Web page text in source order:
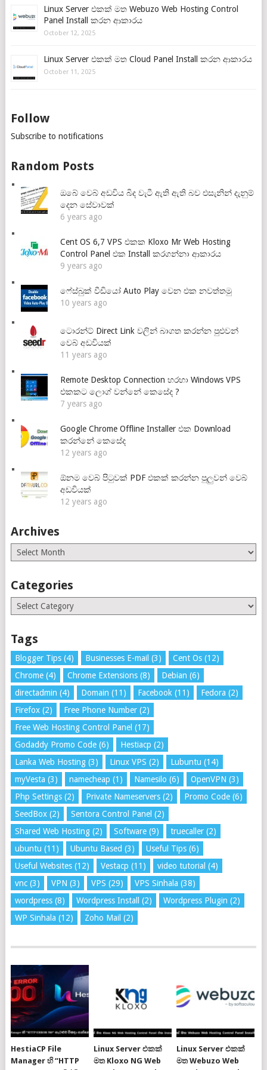
Linux Server එකක් මත Webuzo Web Hosting Control
Panel Install කරන ආකාරය
October 12, 2025
Linux Server එකක් මත Cloud Panel Install කරන ආකාරය
October 11, 2025
Follow
Subscribe to notifications
Random Posts
ඔබේ වෙබ් අඩවිය බිද වැටී ඇති ඇති බව එසැනින් දැනුම්
දෙන සේවාවක්
6 years ago
Cent OS 6,7 VPS එකක Kloxo Mr Web Hosting
Control Panel එක Install කරගන්නා ආකාරය
9 years ago
ෆේස්බුක් වීඩියෝ Auto Play වෙන එක නවත්තමු
10 years ago
ටොරන්ට් Direct Link වලින් බාගත කරන්න පුළුවන්
වෙබ් අඩවියක්
11 years ago
Remote Desktop Connection හරහා Windows VPS
එකකට ලොග් වන්නේ කෙසේද ?
7 years ago
Google Chrome Offline Installer එක Download
කරන්නේ කෙසේද
12 years ago
ඕනම වෙබ් පිටුවක් PDF එකක් කරන්න පුලුවන් වෙබ්
අඩවියක්
12 years ago
Archives
Archives
Categories
Categories
Tags
Blogger Tips(4) Businesses E-mail (3) Cent Os(12)
Chrome(4) Chrome Extensions(8) Debian (6)
directadmin (4) Domain (11) Facebook (11) Fedora (2)
Firefox(2) Free Phone Number(2)
Free Web Hosting Control Panel (17)
Godaddy Promo Code(6) Hestiacp (2)
Lanka Web Hosting(3) Linux VPS (2) Lubuntu (14)
myVesta (3) namecheap (1) Namesilo (6) OpenVPN (3)
Php Settings(2) Private Nameservers(2) Promo Code(6)
SeedBox(2) Sentora Control Panel (2)
Shared Web Hosting(2) Software(9) truecaller(2)
ubuntu (11) Ubuntu Based (3) Useful Tips(6)
Useful Websites(12) Vestacp (11) video tutorial (4)
vnc(3) VPN (3) VPS (29) VPS Sinhala (38)
wordpress(8) Wordpress Install (2) Wordpress Plugin (2)
WP Sinhala (12) Zoho Mail (2)
HestiaCP File
Manager හි “HTTP
Linux Server එකක්
මත Kloxo NG Web
Linux Server එකක්
මත Webuzo Web